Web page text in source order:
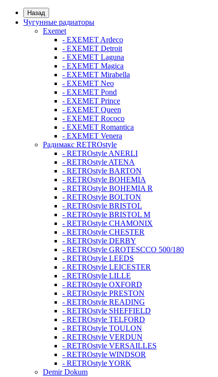
Назад
Чугунные радиаторы
Exemet
- EXEMET Ardeco
- EXEMET Detroit
- EXEMET Laguna
- EXEMET Magica
- EXEMET Mirabella
- EXEMET Neo
- EXEMET Pond
- EXEMET Prince
- EXEMET Queen
- EXEMET Rococo
- EXEMET Romantica
- EXEMET Venera
Радимакс RETROstyle
- RETROstyle ANERLI
- RETROstyle ATENA
- RETROstyle BARTON
- RETROstyle BOHEMIA
- RETROstyle BOHEMIA R
- RETROstyle BOLTON
- RETROstyle BRISTOL
- RETROstyle BRISTOL M
- RETROstyle CHAMONIX
- RETROstyle CHESTER
- RETROstyle DERBY
- RETROstyle GROTESCCO 500/180
- RETROstyle LEEDS
- RETROstyle LEICESTER
- RETROstyle LILLE
- RETROstyle OXFORD
- RETROstyle PRESTON
- RETROstyle READING
- RETROstyle SHEFFIELD
- RETROstyle TELFORD
- RETROstyle TOULON
- RETROstyle VERDUN
- RETROstyle VERSAILLES
- RETROstyle WINDSOR
- RETROstyle YORK
Demir Dokum